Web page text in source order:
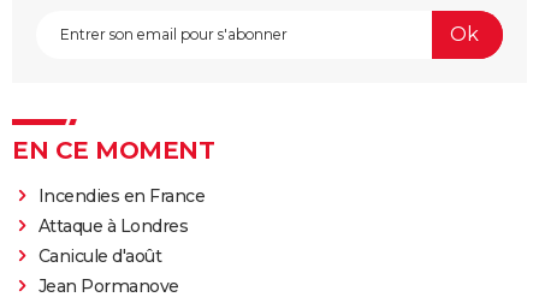
EN CE MOMENT
Incendies en France
Attaque à Londres
Canicule d'août
Jean Pormanove